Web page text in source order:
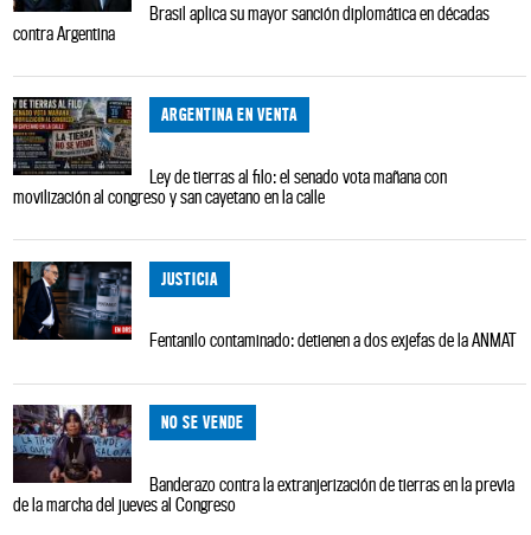
Brasil aplica su mayor sanción diplomática en décadas
contra Argentina
ARGENTINA EN VENTA
Ley de tierras al filo: el senado vota mañana con
movilización al congreso y san cayetano en la calle
JUSTICIA
Fentanilo contaminado: detienen a dos exjefas de la ANMAT
NO SE VENDE
Banderazo contra la extranjerización de tierras en la previa
de la marcha del jueves al Congreso